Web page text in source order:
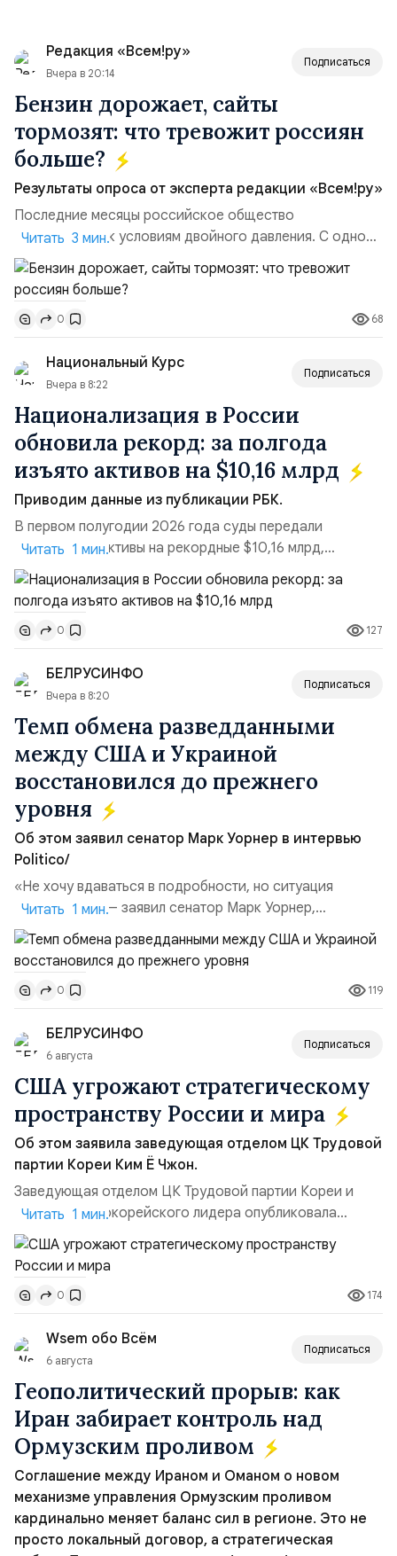
Редакция «Всем!ру»
Вчера в 20:14
Подписаться
Бензин дорожает, сайты
тормозят: что тревожит россиян
больше?
Результаты опроса от эксперта редакции «Всем!ру»
Последние месяцы российское общество
адаптируется к условиям двойного давления. С одной
стороны, происходит рост цен на товары первой
необходимости, инфляция и локальные сбои в
поставках бензина. А с другой – технологическая
турбулентность: перебои в работе интернета,
блокировки сайтов, необходимость осваивать VPN и
российские платформы.Что из этого бье...
Читать 3 мин.
0 68
Национальный Курс
Вчера в 8:22
Подписаться
Национализация в России
обновила рекорд: за полгода
изъято активов на $10,16 млрд
Приводим данные из публикации РБК.
В первом полугодии 2026 года суды передали
государству активы на рекордные $10,16 млрд,
подсчитали аналитики AK&M. Это в 2,5 раза больше,
чем за аналогичный период 2025 года ($3,95 млрд).
Всего зафиксировано 15 национализационных
транзакций, которые обеспечили 42,2% денежного
объёма всего российского рынка слияний и
поглощений. Крупнейшей ...
Читать 1 мин.
0 127
БЕЛРУСИНФО
Вчера в 8:20
Подписаться
Темп обмена разведданными
между США и Украиной
восстановился до прежнего
уровня
Об этом заявил сенатор Марк Уорнер в интервью
Politico/
«Не хочу вдаваться в подробности, но ситуация
улучшилась», — заявил сенатор Марк Уорнер,
высокопоставленный член комитета по разведке,
добавив, что использование Украиной беспилотников и
ракет большой дальности позволило ей наносить
удары вглубь российской территории и укрепило её
позиции.Сотрудничество со стороны США стало
ключом к позитивному пов...
Читать 1 мин.
0 119
БЕЛРУСИНФО
6 августа
Подписаться
США угрожают стратегическому
пространству России и мира
Об этом заявила заведующая отделом ЦК Трудовой
партии Кореи Ким Ё Чжон.
Заведующая отделом ЦК Трудовой партии Кореи и
сестра северокорейского лидера опубликовала
заявление для прессы в ответ на проведение Токио
совместных с флотом США запусков крылатых ракет
Томагавк.«Япония отбросила обманчивую видимость
„исключительно оборонительной страны“ и выносит
вопрос о собственном ядерном вооружении на
всеобщее обозрение, одновреме...
Читать 1 мин.
0 174
Wsem обо Всём
6 августа
Подписаться
Геополитический прорыв: как
Иран забирает контроль над
Ормузским проливом
Соглашение между Ираном и Оманом о новом
механизме управления Ормузским проливом
кардинально меняет баланс сил в регионе. Это не
просто локальный договор, а стратегическая